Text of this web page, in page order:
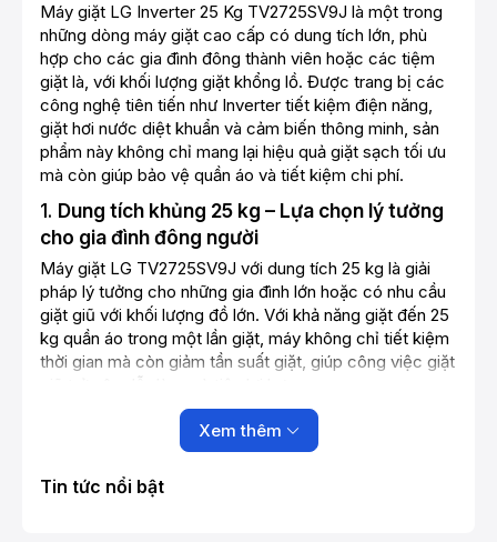
Máy giặt LG Inverter 25 Kg TV2725SV9J là một trong
những dòng máy giặt cao cấp có dung tích lớn, phù
hợp cho các gia đình đông thành viên hoặc các tiệm
giặt là, với khối lượng giặt khổng lồ. Được trang bị các
công nghệ tiên tiến như Inverter tiết kiệm điện năng,
giặt hơi nước diệt khuẩn và cảm biến thông minh, sản
phẩm này không chỉ mang lại hiệu quả giặt sạch tối ưu
mà còn giúp bảo vệ quần áo và tiết kiệm chi phí.
1. Dung tích khủng 25 kg – Lựa chọn lý tưởng
cho gia đình đông người
Máy giặt LG TV2725SV9J với dung tích 25 kg là giải
pháp lý tưởng cho những gia đình lớn hoặc có nhu cầu
giặt giũ với khối lượng đồ lớn. Với khả năng giặt đến 25
kg quần áo trong một lần giặt, máy không chỉ tiết kiệm
thời gian mà còn giảm tần suất giặt, giúp công việc giặt
Công nghệ Inverter tiết kiệm điện năng
Máy giặt được trang bị công nghệ Inverter tiên tiến,
giúp điều chỉnh động cơ máy giặt hoạt động tối ưu, tiết
Xem thêm
Tin tức nổi bật